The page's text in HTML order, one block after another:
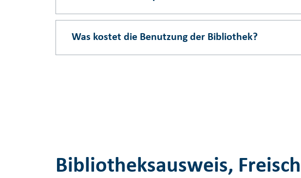
Was kostet die Benutzung der Bibliothek?
Bibliotheksausweis,